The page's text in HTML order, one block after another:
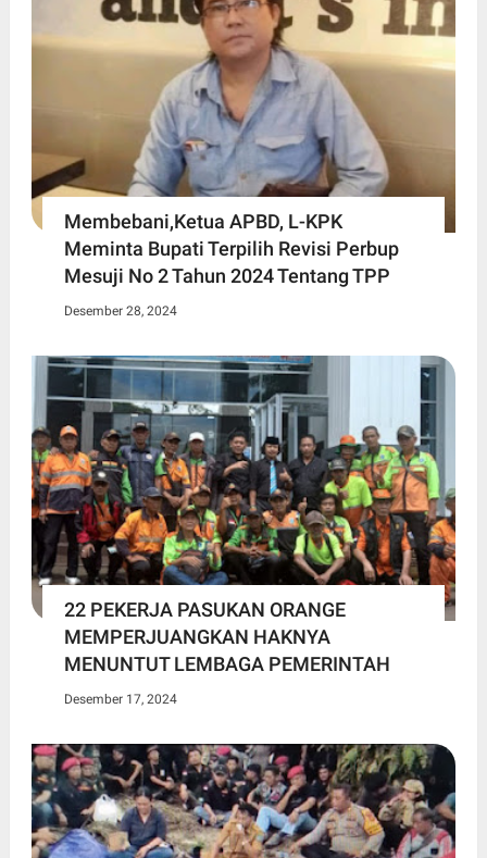
Membebani,Ketua APBD, L-KPK
Meminta Bupati Terpilih Revisi Perbup
Mesuji No 2 Tahun 2024 Tentang TPP
Desember 28, 2024
22 PEKERJA PASUKAN ORANGE
MEMPERJUANGKAN HAKNYA
MENUNTUT LEMBAGA PEMERINTAH
Desember 17, 2024